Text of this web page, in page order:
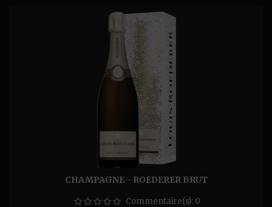
CHAMPAGNE - ROEDERER BRUT
Commentaire(s): 0